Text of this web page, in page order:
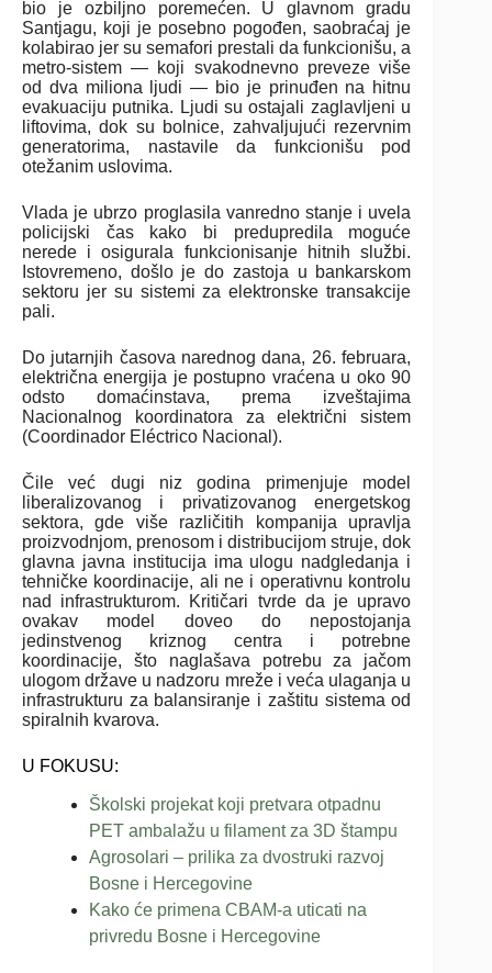
bio je ozbiljno poremećen. U glavnom gradu
Santjagu, koji je posebno pogođen, saobraćaj je
kolabirao jer su semafori prestali da funkcionišu, a
metro-sistem — koji svakodnevno preveze više
od dva miliona ljudi — bio je prinuđen na hitnu
evakuaciju putnika. Ljudi su ostajali zaglavljeni u
liftovima, dok su bolnice, zahvaljujući rezervnim
generatorima, nastavile da funkcionišu pod
otežanim uslovima.
Vlada je ubrzo proglasila vanredno stanje i uvela
policijski čas kako bi predupredila moguće
nerede i osigurala funkcionisanje hitnih službi.
Istovremeno, došlo je do zastoja u bankarskom
sektoru jer su sistemi za elektronske transakcije
pali.
Do jutarnjih časova narednog dana, 26. februara,
električna energija je postupno vraćena u oko 90
odsto domaćinstava, prema izveštajima
Nacionalnog koordinatora za električni sistem
(Coordinador Eléctrico Nacional).
Čile već dugi niz godina primenjuje model
liberalizovanog i privatizovanog energetskog
sektora, gde više različitih kompanija upravlja
proizvodnjom, prenosom i distribucijom struje, dok
glavna javna institucija ima ulogu nadgledanja i
tehničke koordinacije, ali ne i operativnu kontrolu
nad infrastrukturom. Kritičari tvrde da je upravo
ovakav model doveo do nepostojanja
jedinstvenog kriznog centra i potrebne
koordinacije, što naglašava potrebu za jačom
ulogom države u nadzoru mreže i veća ulaganja u
infrastrukturu za balansiranje i zaštitu sistema od
spiralnih kvarova.
U FOKUSU:
Školski projekat koji pretvara otpadnu
PET ambalažu u filament za 3D štampu
Agrosolari – prilika za dvostruki razvoj
Bosne i Hercegovine
Kako će primena CBAM-a uticati na
privredu Bosne i Hercegovine